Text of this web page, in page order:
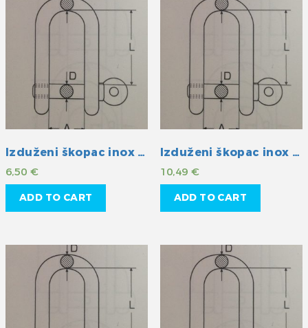
Izduženi škopac inox 10
6,50 €
ADD TO CART
Izduženi škopac inox 12
10,49€
ADD TO CART